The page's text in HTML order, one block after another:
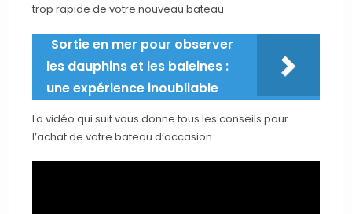
trop rapide de votre nouveau bateau.
Sortie en mer pour observer
les dauphins et les baleines :
une expérience inoubliable
La vidéo qui suit vous donne tous les conseils pour
l’achat de votre bateau d’occasion